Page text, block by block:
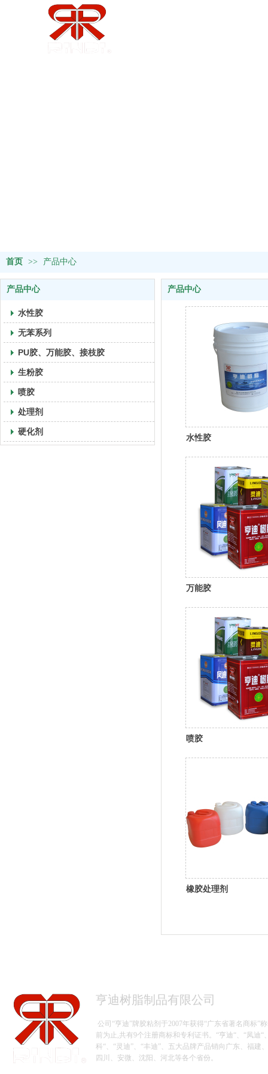
首页 >> 产品中心
产品中心
水性胶
无苯系列
PU胶、万能胶、接枝胶
生粉胶
喷胶
处理剂
硬化剂
产品中心
水性胶
万能胶
喷胶
橡胶处理剂
亨迪树脂制品有限公司
公司“亨迪”牌胶粘剂于2007年获得“广东省著名商标”
前为止,共有9个注册商标和专利证书。“亨迪“、“凤迪“
科 “、 “灵迪”、“丰迪”、五大品牌产品销向广东、福建
四川、安微、沈阳、河北等各个省份。